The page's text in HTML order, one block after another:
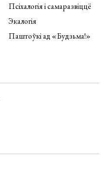
Псіхалогія і самаразвіццё
Экалогія
Паштоўкі ад «Будзьма!»